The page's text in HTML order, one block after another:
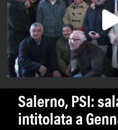
Salerno, PSI:
intitolata a